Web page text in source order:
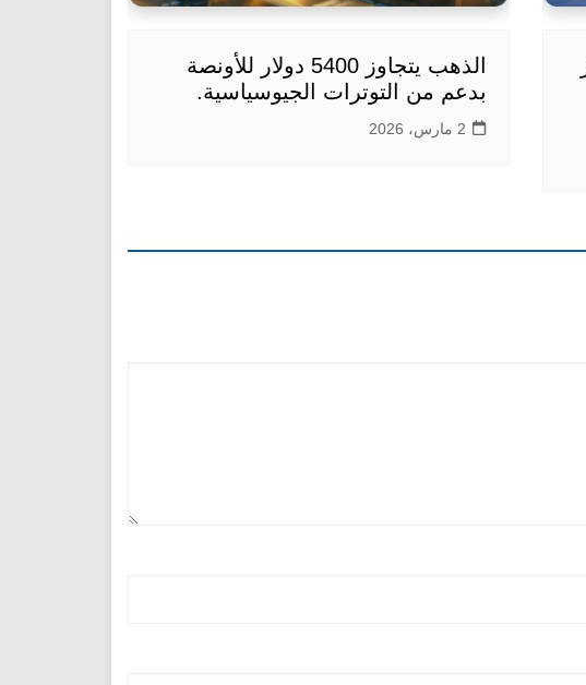
الذهب يتجاوز 5400 دولار للأونصة
بدعم من التوترات الجيوسياسية.
2 مارس، 2026